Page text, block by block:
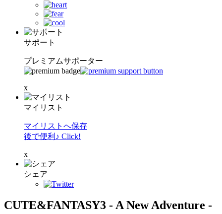
サポート
プレミアムサポーター
x
マイリスト
マイリストへ保存
後で便利♪ Click!
x
シェア
CUTE&FANTASY3 - A New Adventure -